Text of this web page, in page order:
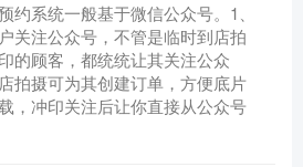
约系统一般基于微信公众号。1、
关注公众号，不管是临时到店拍
的顾客，都统统让其关注公众
拍摄可为其创建订单，方便底片
，冲印关注后让你直接从公众号